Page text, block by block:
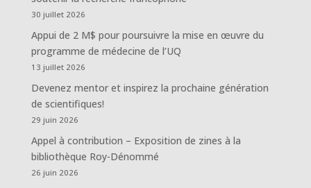
30 juillet 2026
Appui de 2 M$ pour poursuivre la mise en œuvre du
programme de médecine de l’UQ
13 juillet 2026
Devenez mentor et inspirez la prochaine génération
de scientifiques!
29 juin 2026
Appel à contribution – Exposition de zines à la
bibliothèque Roy-Dénommé
26 juin 2026